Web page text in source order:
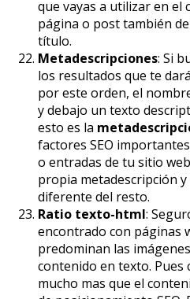
que vayas a utilizar en el
página o post también
título.
Metadescripciones: Si
los resultados que te
por este orden, el
y debajo un texto
esto es la
factores SEO
o entradas de tu sitio
propia metadescripción
diferente del resto.
Ratio texto-html:
encontrado con páginas
predominan las
contenido en texto. Pues
mucho mas que el